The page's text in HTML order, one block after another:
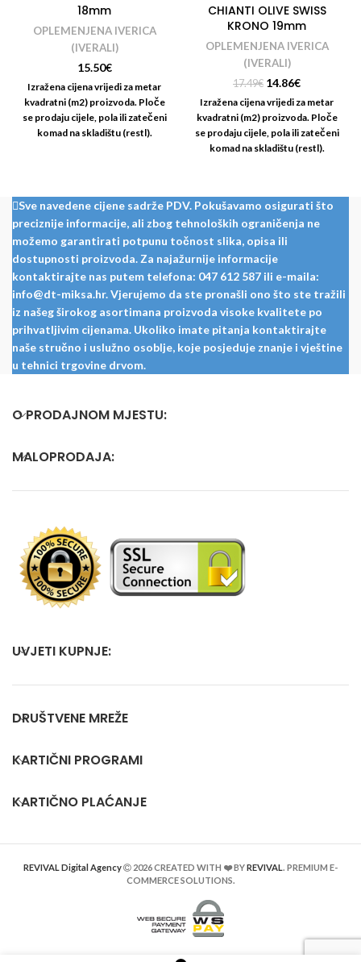
18mm
OPLEMENJENA IVERICA
(IVERALI)
15.50€
Izražena cijena vrijedi za metar
kvadratni (m2) proizvoda. Ploče
se prodaju cijele, pola ili zatečeni
komad na skladištu (restl).
CHIANTI OLIVE SWISS
KRONO 19mm
OPLEMENJENA IVERICA
(IVERALI)
17.49€ 14.86€
Izražena cijena vrijedi za metar
kvadratni (m2) proizvoda. Ploče
se prodaju cijele, pola ili zatečeni
komad na skladištu (restl).
Sve navedene cijene sadrže PDV. Pokušavamo osigurati što
preciznije informacije, ali zbog tehnoloških ograničenja ne
možemo garantirati potpunu točnost slika, opisa ili
dostupnosti proizvoda. Za najažurnije informacije
kontaktirajte nas putem telefona: 047 612 587 ili e-maila:
info@dt-miksa.hr. Vjerujemo da ste pronašli ono što ste tražili
iz našeg širokog asortimana proizvoda visoke kvalitete po
prihvatljivim cijenama. Ukoliko imate pitanja kontaktirajte
naše stručno i uslužno osoblje, koje posjeduje znanje i vještine
u tehnici trgovine drvom.
O PRODAJNOM MJESTU:
MALOPRODAJA:
UVJETI KUPNJE:
DRUŠTVENE MREŽE
KARTIČNI PROGRAMI
KARTIČNO PLAĆANJE
REVIVAL Digital Agency 2026 CREATED WITH ❤️ BYREVIVAL
. PREMIUM E-
COMMERCE SOLUTIONS.